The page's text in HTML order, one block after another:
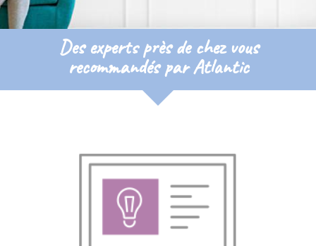
Des experts près de chez vous
recommandés par Atlantic